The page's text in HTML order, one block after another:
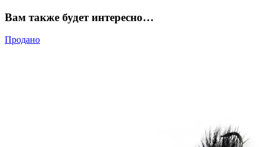
Вам также будет интересно…
Продано